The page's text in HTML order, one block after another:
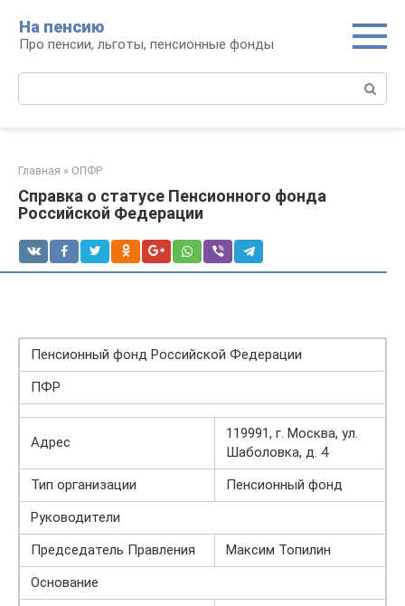
контенту
На пенсию
Про пенсии, льготы, пенсионные фонды
Главная » ОПФР
Справка о статусе Пенсионного фонда
Российской Федерации
Пенсионный фонд Российской Федерации
ПФР
Адрес
119991, г. Москва, ул.
Шаболовка, д. 4
Тип организации
Пенсионный фонд
Руководители
Председатель Правления
Максим Топилин
Основание